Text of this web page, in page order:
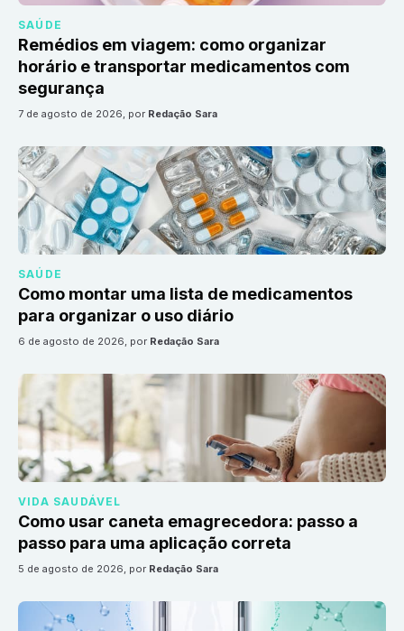
SAÚDE
Remédios em viagem: como organizar
horário e transportar medicamentos com
segurança
7 de agosto de 2026, por Redação Sara
SAÚDE
Como montar uma lista de medicamentos
para organizar o uso diário
6 de agosto de 2026, por Redação Sara
VIDA SAUDÁVEL
Como usar caneta emagrecedora: passo a
passo para uma aplicação correta
5 de agosto de 2026, por Redação Sara